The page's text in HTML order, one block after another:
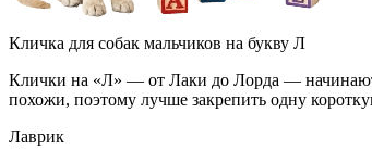
Кличка для собак мальчиков на букву Л
Клички на «Л» — от Лаки до Лорда —
похожи, поэтому лучше закрепить одну
Лаврик